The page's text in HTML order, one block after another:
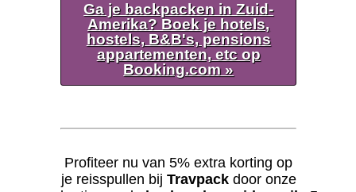
Ga je backpacken in Zuid-
Amerika? Boek je hotels,
hostels, B&B's, pensions
appartementen, etc op
Booking.com »
Profiteer nu van 5% extra korting op
je reisspullen bij Travpackdoor onze